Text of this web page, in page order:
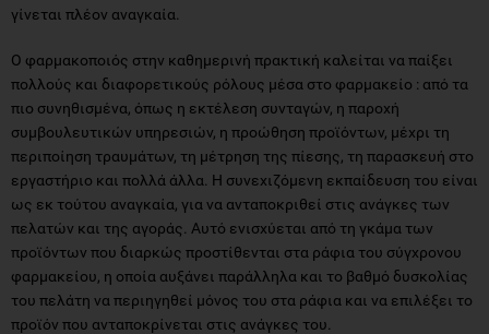
γίνεται πλέον αναγκαία.
Ο φαρμακοποιός στην καθημερινή πρακτική καλείται να παίξει
πολλούς και διαφορετικούς ρόλους μέσα στο φαρμακείο : από τα
πιο συνηθισμένα, όπως η εκτέλεση συνταγών, η παροχή
συμβουλευτικών υπηρεσιών, η προώθηση προϊόντων, μέχρι τη
περιποίηση τραυμάτων, τη μέτρηση της πίεσης, τη παρασκευή στο
εργαστήριο και πολλά άλλα. Η συνεχιζόμενη εκπαίδευση του είναι
ως εκ τούτου αναγκαία, για να ανταποκριθεί στις ανάγκες των
πελατών και της αγοράς. Αυτό ενισχύεται από τη γκάμα των
προϊόντων που διαρκώς προστίθενται στα ράφια του σύγχρονου
φαρμακείου, η οποία αυξάνει παράλληλα και το βαθμό δυσκολίας
του πελάτη να περιηγηθεί μόνος του στα ράφια και να επιλέξει το
προϊόν που ανταποκρίνεται στις ανάγκες του.